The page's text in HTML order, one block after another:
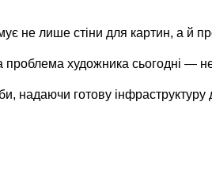
не лише стіни для картин, а й
художника сьогодні —
надаючи готову